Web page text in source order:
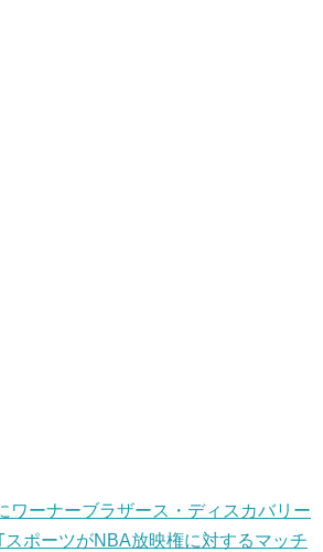
ワーナーブラザース・ディスカバリー
スポーツがNBA放映権に対するマッチ